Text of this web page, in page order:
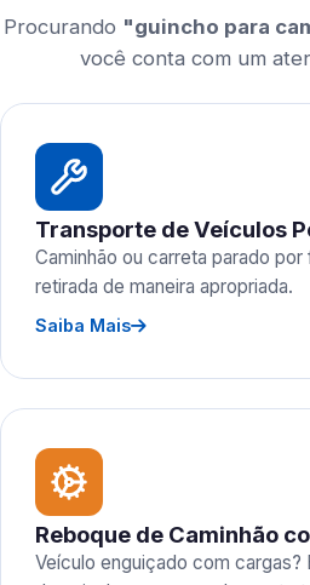
Procurando "guincho para
você conta com um
Transporte de Veículos
Caminhão ou carreta parado por
retirada de maneira apropriada.
Saiba Mais
Reboque de Caminhão
Veículo enguiçado com